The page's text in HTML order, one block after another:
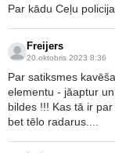
Par kādu Ceļu
Freijers
20.oktobris 2023 8:36
Par satiksmes
elementu - jāaptur
bildes !!! Kas tā ir
bet tēlo radarus....